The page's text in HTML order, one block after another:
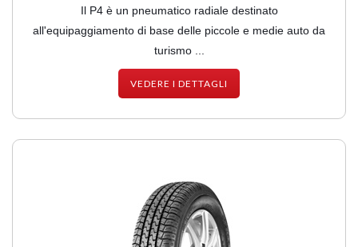
Il P4 è un pneumatico radiale destinato
all'equipaggiamento di base delle piccole e medie auto da
turismo ...
VEDERE I DETTAGLI